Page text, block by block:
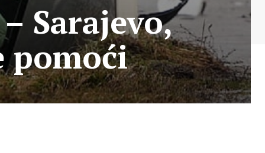
Sarajevo,
pomoći